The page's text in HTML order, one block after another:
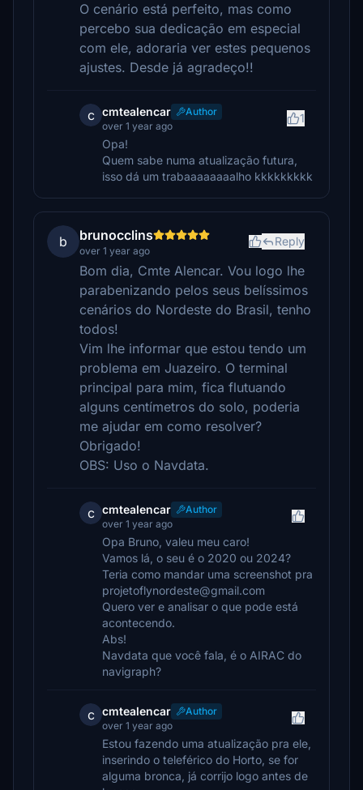
O cenário está perfeito, mas como
percebo sua dedicação em especial
com ele, adoraria ver estes pequenos
ajustes. Desde já agradeço!!
c cmtealencar
Author
over 1 year ago
1
Opa!
Quem sabe numa atualização futura,
isso dá um trabaaaaaaaalho kkkkkkkkk
b brunocclins
over 1 year ago
Reply
Bom dia, Cmte Alencar. Vou logo lhe
parabenizando pelos seus belíssimos
cenários do Nordeste do Brasil, tenho
todos!
Vim lhe informar que estou tendo um
problema em Juazeiro. O terminal
principal para mim, fica flutuando
alguns centímetros do solo, poderia
me ajudar em como resolver?
Obrigado!
OBS: Uso o Navdata.
c cmtealencar
Author
over 1 year ago
Opa Bruno, valeu meu caro!
Vamos lá, o seu é o 2020 ou 2024?
Teria como mandar uma screenshot pra
projetoflynordeste@gmail.com
Quero ver e analisar o que pode está
acontecendo.
Abs!
Navdata que você fala, é o AIRAC do
navigraph?
c cmtealencar
Author
over 1 year ago
Estou fazendo uma atualização pra ele,
inserindo o teleférico do Horto, se for
alguma bronca, já corrijo logo antes de